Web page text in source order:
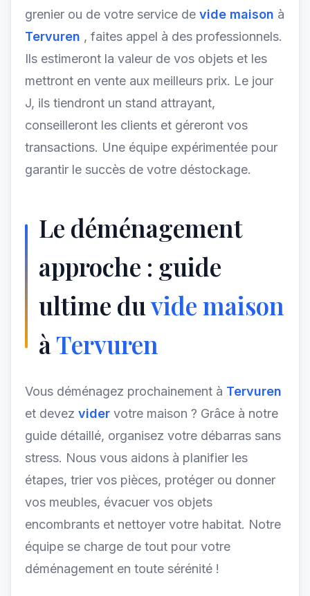
grenier ou de votre service de vide maison à
Tervuren , faites appel à des professionnels.
Ils estimeront la valeur de vos objets et les
mettront en vente aux meilleurs prix. Le jour
J, ils tiendront un stand attrayant,
conseilleront les clients et géreront vos
transactions. Une équipe expérimentée pour
garantir le succès de votre déstockage.
Le déménagement
approche : guide
ultime duvide maison
àTervuren
Vous déménagez prochainement à Tervuren
et devez vider votre maison ? Grâce à notre
guide détaillé, organisez votre débarras sans
stress. Nous vous aidons à planifier les
étapes, trier vos pièces, protéger ou donner
vos meubles, évacuer vos objets
encombrants et nettoyer votre habitat. Notre
équipe se charge de tout pour votre
déménagement en toute sérénité !